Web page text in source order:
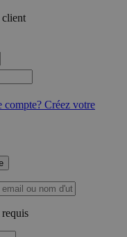
client
compte? Créez votre